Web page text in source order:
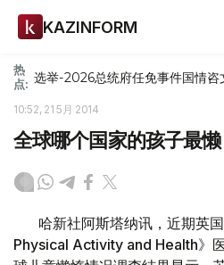
KAZINFORM
热
点: 选举-2026总统府任免事件国情咨
10:52, 21 5月 2014
全球哪个国家的孩子最懒
哈新社阿斯塔纳讯，近期英
Physical Activity and Health》